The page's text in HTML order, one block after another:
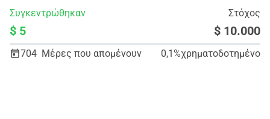
Συγκεντρώθηκαν Στόχος
$ 5 $ 10.000
704 Μέρες που απομένουν 0,1%χρηματοδοτημένο